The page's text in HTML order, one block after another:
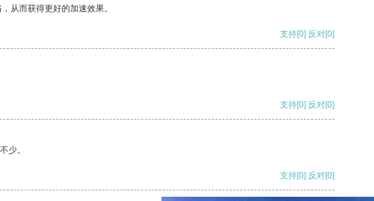
从而获得更好的加速效果。
支持[0] 反对[0]
支持[0] 反对[0]
少。
支持[0] 反对[0]